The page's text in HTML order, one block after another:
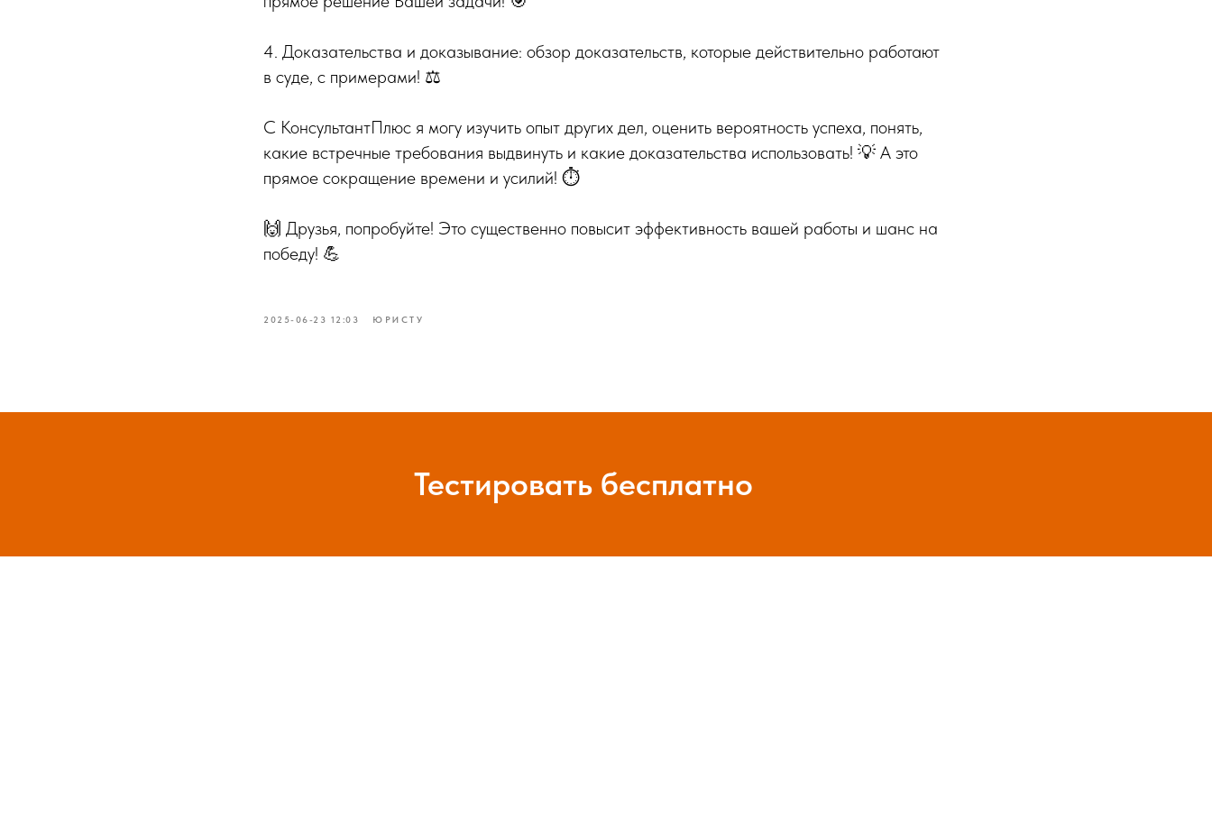
4. Доказательства и доказывание: обзор доказательств, которые действительно работают
в суде, с примерами! ⚖️
С КонсультантПлюс я могу изучить опыт других дел, оценить вероятность успеха, понять,
какие встречные требования выдвинуть и какие доказательства использовать! 💡 А это
прямое сокращение времени и усилий! ⏱️
🙌 Друзья, попробуйте! Это существенно повысит эффективность вашей работы и шанс на
победу! 💪
2025-06-23 12:03 ЮРИСТУ
Тестировать бесплатно